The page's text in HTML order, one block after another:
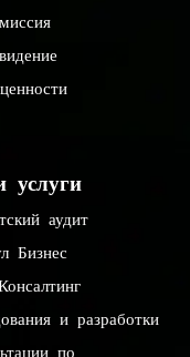
услуги
аудит
Бизнес
и разработки
по